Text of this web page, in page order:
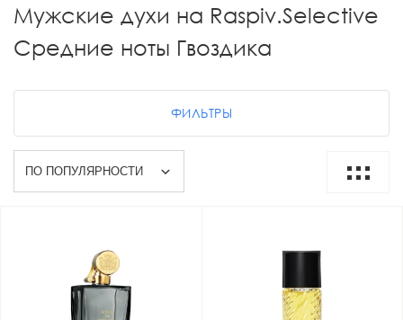
Мужские духи на Raspiv.Selective
Средние ноты Гвоздика
ФИЛЬТРЫ